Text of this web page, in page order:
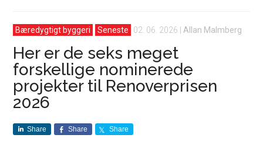
Bæredygtigt byggeri Seneste 02. 06. 2026 Allan Malmberg
Her er de seks meget
forskellige nominerede
projekter til Renoverprisen
2026
Share Share Share